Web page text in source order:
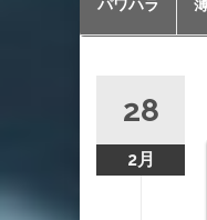
テ
28
2月